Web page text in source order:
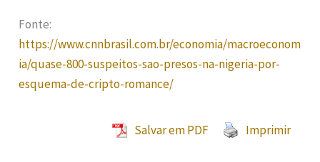
Fonte:
https://www.cnnbrasil.com.br/economia/macroeconom
ia/quase-800-suspeitos-sao-presos-na-nigeria-por-
esquema-de-cripto-romance/
Salvar em PDF Imprimir